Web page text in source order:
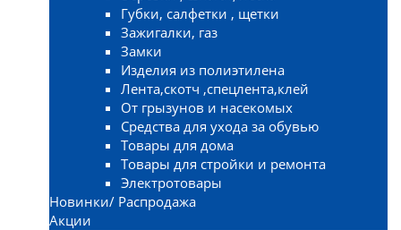
Губки, салфетки , щетки
Зажигалки, газ
Замки
Изделия из полиэтилена
Лента,скотч ,спецлента,клей
От грызунов и насекомых
Средства для ухода за обувью
Товары для дома
Товары для стройки и ремонта
Электротовары
Новинки/ Распродажа
Акции